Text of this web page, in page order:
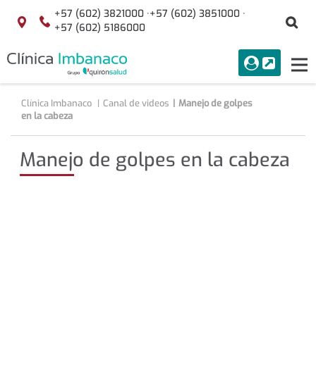
Saltar al contenido
Localización
+57 (602) 3821000 ·+57 (602) 3851000 ·
+57 (602) 5186000
menuAcceso
Buscar
Clínica Imbanaco Canal de videos
Manejo de golpes
en la cabeza
Manejo de golpes en la cabeza